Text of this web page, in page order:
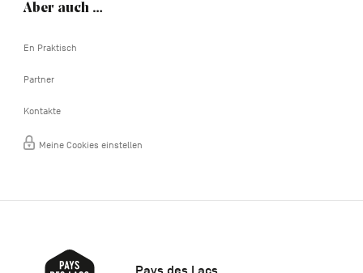
Aber auch …
En Praktisch
Partner
Kontakte
Meine Cookies einstellen